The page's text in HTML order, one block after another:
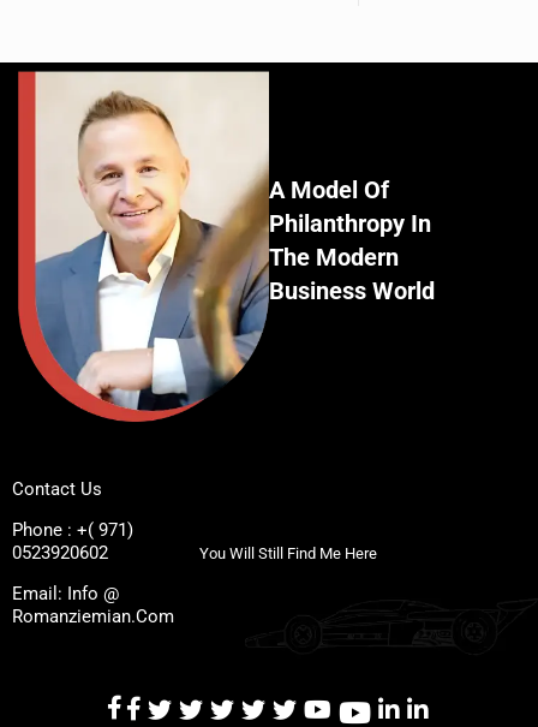
A Model Of
Philanthropy In
The Modern
Business World
Contact Us
Phone : +( 971)
0523920602
Email: Info @
Romanziemian.Com
You Will Still Find Me Here